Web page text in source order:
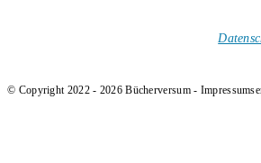
© Copyright 2022 - 2026 Bücherversum -